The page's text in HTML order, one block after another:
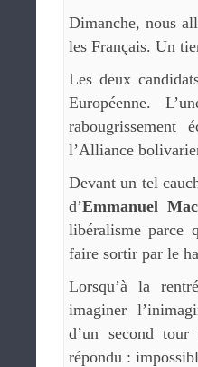
Dimanche, nous
les Français. Un
Les deux
Européenne.
rabougrissement
l’Alliance
Devant un tel
d’Emmanuel
libéralisme parce
faire sortir par le
Lorsqu’à la
imaginer
d’un second
répondu :